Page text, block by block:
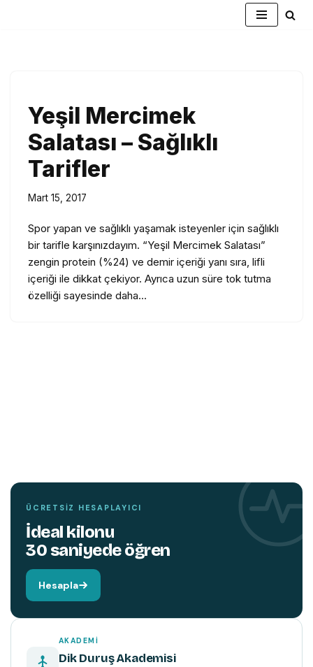
Yeşil Mercimek
Salatası – Sağlıklı
Tarifler
Mart 15, 2017
Spor yapan ve sağlıklı yaşamak isteyenler için sağlıklı
bir tarifle karşınızdayım. “Yeşil Mercimek Salatası”
zengin protein (%24) ve demir içeriği yanı sıra, lifli
içeriği ile dikkat çekiyor. Ayrıca uzun süre tok tutma
özelliği sayesinde daha…
TEMIN ETMEK İÇIN TIKLAYIN
ÜCRETSIZ HESAPLAYICI
İdeal kilonu
30 saniyede öğren
Hesapla
AKADEMI
Dik Duruş Akademisi